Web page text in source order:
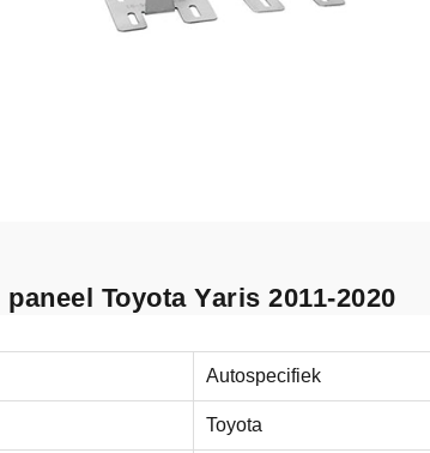
Toyota Yaris 2011-2020
Autospecifiek
Toyota